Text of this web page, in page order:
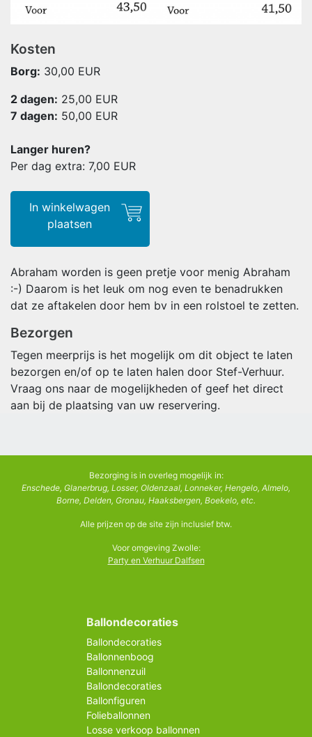
Kosten
Borg: 30,00 EUR
2 dagen: 25,00 EUR
7 dagen: 50,00 EUR
Langer huren?
Per dag extra: 7,00 EUR
In winkelwagen
plaatsen
Abraham worden is geen pretje voor menig Abraham
:-) Daarom is het leuk om nog even te benadrukken
dat ze aftakelen door hem bv in een rolstoel te zetten.
Bezorgen
Tegen meerprijs is het mogelijk om dit object te laten
bezorgen en/of op te laten halen door Stef-Verhuur.
Vraag ons naar de mogelijkheden of geef het direct
aan bij de plaatsing van uw reservering.
Bezorging is in overleg mogelijk in:
Enschede, Glanerbrug, Losser, Oldenzaal, Lonneker, Hengelo, Almelo,
Borne, Delden, Gronau, Haaksbergen, Boekelo, etc.
Alle prijzen op de site zijn inclusief btw.
Voor omgeving Zwolle:
Party en Verhuur Dalfsen
Ballondecoraties
Ballondecoraties
Ballonnenboog
Ballonnenzuil
Ballondecoraties
Ballonfiguren
Folieballonnen
Losse verkoop ballonnen